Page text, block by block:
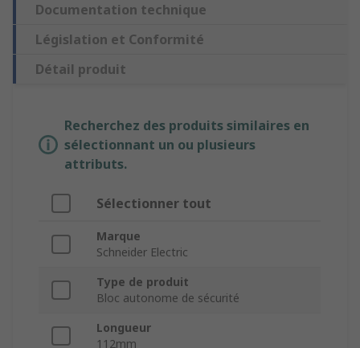
Documentation technique
Législation et Conformité
Détail produit
Recherchez des produits similaires en
sélectionnant un ou plusieurs
attributs.
Sélectionner tout
Marque
Schneider Electric
Type de produit
Bloc autonome de sécurité
Longueur
112mm